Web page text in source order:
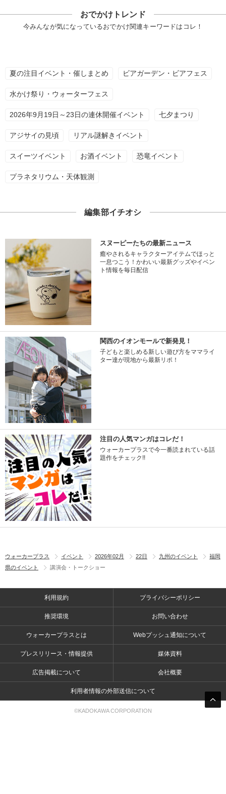
おでかけトレンド
今みんなが気になっているおでかけ関連キーワードはコレ！
夏の注目イベント・催しまとめ ビアガーデン・ビアフェス
水かけ祭り・ウォーターフェス
2026年9月19日～23日の連休開催イベント 七夕まつり
アジサイの見頃 リアル謎解きイベント
スイーツイベント お酒イベント 恐竜イベント
プラネタリウム・天体観測
編集部イチオシ
スヌーピーたちの最新ニュース
癒やされるキャラクターアイテムでほっと
一息つこう！かわいい最新グッズやイベン
ト情報を毎日配信
関西のイオンモールで新発見！
子どもと楽しめる新しい遊び方をママライ
ター達が現地から最新リポ！
注目の人気マンガはコレだ！
ウォーカープラスで今一番読まれている話
題作をチェック!!
ウォーカープラス イベント 2026年02月 22日 九州のイベント
福岡
県のイベント
講演会・トークショー
利用規約 プライバシーポリシー
推奨環境 お問い合わせ
ウォーカープラスとは Webプッシュ通知について
プレスリリース・情報提供 媒体資料
広告掲載について 会社概要
利用者情報の外部送信について
©KADOKAWA CORPORATION